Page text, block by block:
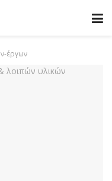
έργων